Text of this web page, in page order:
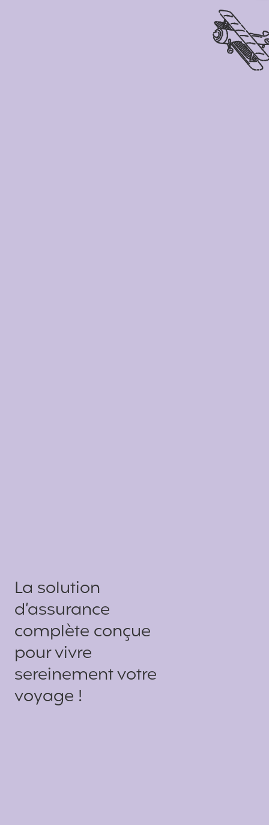
La solution
d’assurance
complète conçue
pour vivre
sereinement votre
voyage !